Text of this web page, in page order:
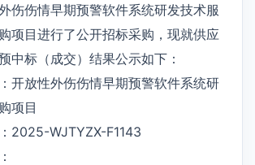
伤伤情早期预警软件系统研发技术服
项目进行了公开招标采购，现就供应
中标（成交）结果公示如下：
开放性外伤伤情早期预警软件系统研
项目
2025-WJTYZX-F1143